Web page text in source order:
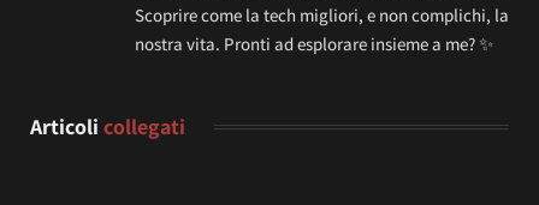
Scoprire come la tech migliori, e non complichi, la
nostra vita. Pronti ad esplorare insieme a me? ✨
Articoli collegati